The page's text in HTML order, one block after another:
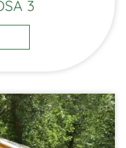
3